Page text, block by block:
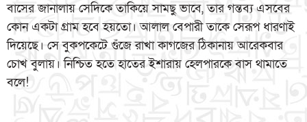
বাসের জানালায় সেদিকে তাকিয়ে সামছু ভাবে, তার গন্তব্য এসবের
কোন একটা গ্রাম হবে হয়তো। আলাল বেপারী তাকে সেরূপ ধারণাই
দিয়েছে। সে বুকপকেটে গুঁজে রাখা কাগজের ঠিকানায় আরেকবার
চোখ বুলায়। নিশ্চিত হতে হাতের ইশারায় হেলপারকে বাস থামাতে
বলে!